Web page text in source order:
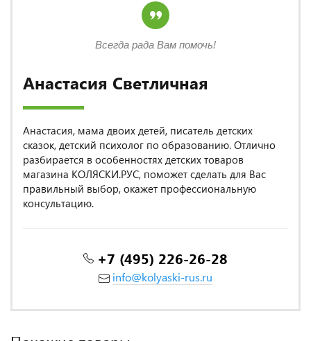
Анастасия Светличная
Анастасия, мама двоих детей, писатель детских
сказок, детский психолог по образованию. Отлично
разбирается в особенностях детских товаров
магазина КОЛЯСКИ.РУС, поможет сделать для Вас
правильный выбор, окажет профессиональную
консультацию.
+7 (495) 226-26-28
info@kolyaski-rus.ru
Всегда рада Вам помочь!